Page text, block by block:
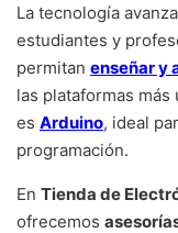
La tecnología
estudiantes y
permitan enseñar y
las plataformas
es Arduino, ideal
programación.
En Tienda de
ofrecemos